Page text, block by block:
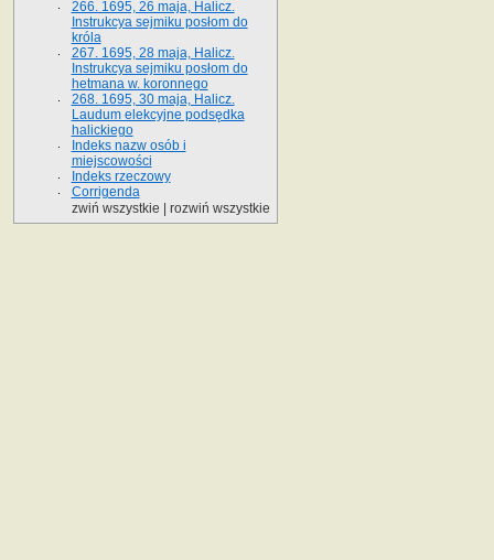
266. 1695, 26 maja, Halicz.
Instrukcya sejmiku posłom do
króla
267. 1695, 28 maja, Halicz.
Instrukcya sejmiku posłom do
hetmana w. koronnego
268. 1695, 30 maja, Halicz.
Laudum elekcyjne podsędka
halickiego
Indeks nazw osób i
miejscowości
Indeks rzeczowy
Corrigenda
zwiń wszystkie
rozwiń wszystkie